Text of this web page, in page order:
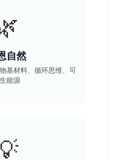
自然
基材料、循环思维、可
能源